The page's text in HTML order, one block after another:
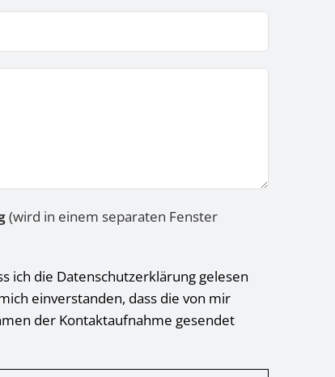
(wird in einem separaten Fenster
ich die Datenschutzerklärung gelesen
einverstanden, dass die von mir
der Kontaktaufnahme gesendet